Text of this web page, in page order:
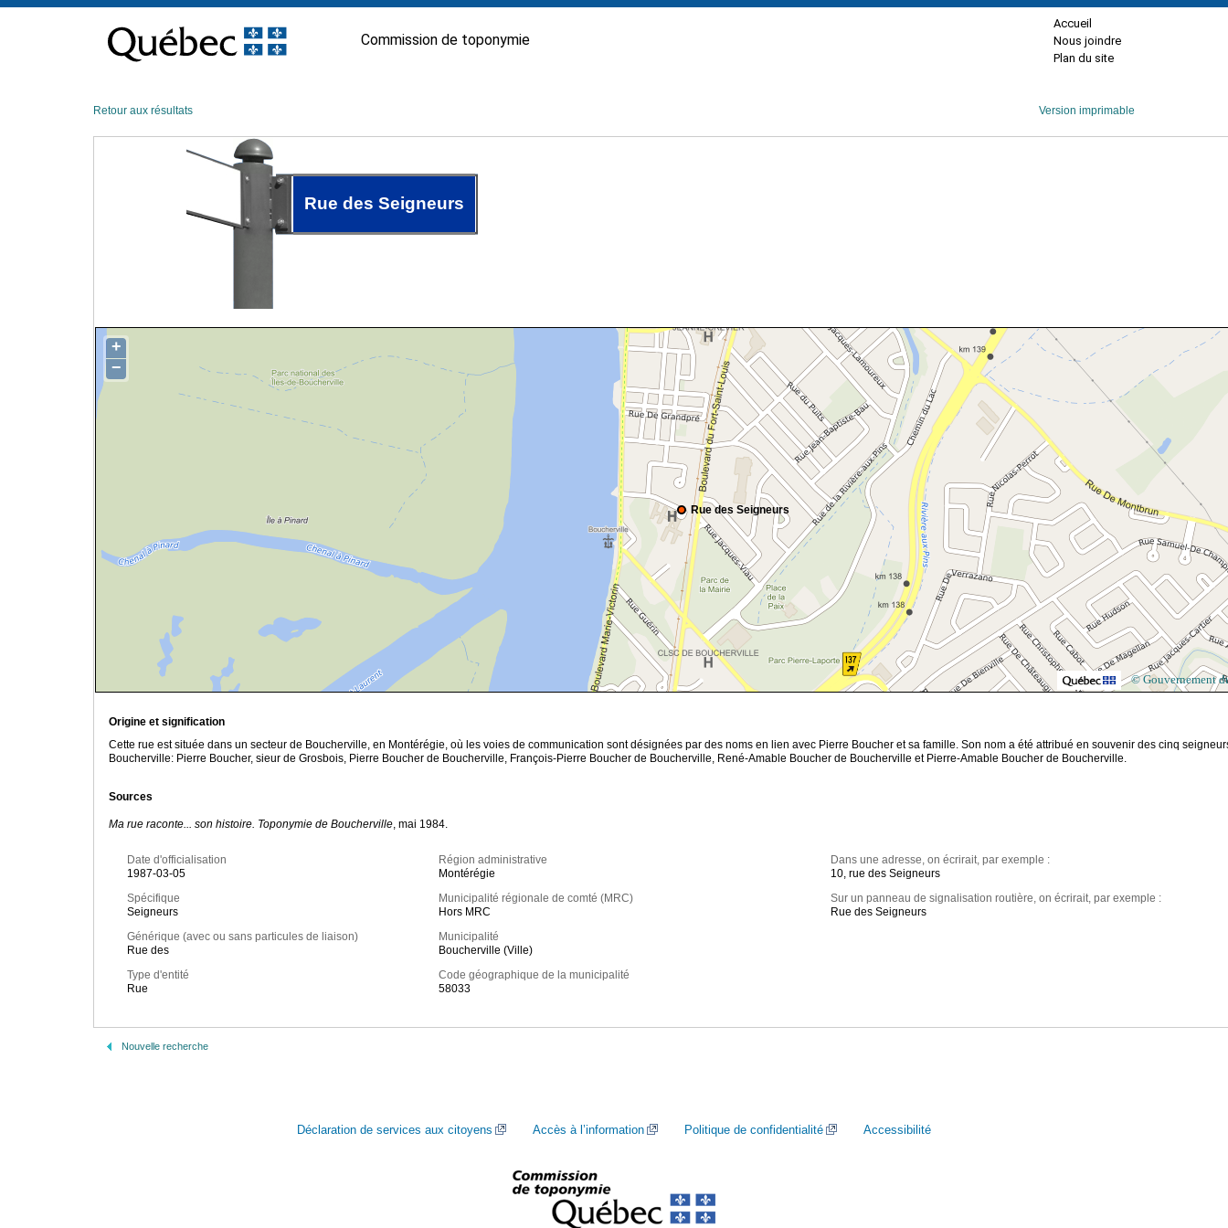
contenu
Commission de toponymie
Accueil
Nous joindre
Plan du site
Retour aux résultats Version imprimable
Rue des Seigneurs
Rue des Seigneurs
+
−
© Gouvernement
Origine et signification
Cette rue est située dans un secteur de Boucherville, en Montérégie, où les voies de communication sont désignées par des noms en lien avec Pierre Boucher et sa famille. Son nom a été attribué en souvenir des cinq
Boucherville: Pierre Boucher, sieur de Grosbois, Pierre Boucher de Boucherville, François-Pierre Boucher de Boucherville, René-Amable Boucher de Boucherville et Pierre-Amable Boucher de Boucherville.
Sources
Ma rue raconte... son histoire. Toponymie de Boucherville, mai 1984.
Date d'officialisation
1987-03-05
Spécifique
Seigneurs
Générique (avec ou sans particules de liaison)
Rue des
Type d'entité
Rue
Région administrative
Montérégie
Municipalité régionale de comté (MRC)
Hors MRC
Municipalité
Boucherville (Ville)
Code géographique de la municipalité
58033
Dans une adresse, on écrirait, par exemple :
10, rue des Seigneurs
Sur un panneau de signalisation routière, on écrirait, par exemple :
Rue des Seigneurs
Nouvelle recherche
Déclaration de services aux citoyens Accès à l’information Politique de confidentialité Accessibilité